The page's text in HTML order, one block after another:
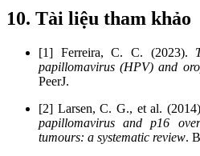
10. Tài liệu tham khảo
[1] Ferreira, C. C. (2023).
papillomavirus (HPV) and
PeerJ.
[2] Larsen, C. G., et al.
papillomavirus and p16
tumours: a systematic review.